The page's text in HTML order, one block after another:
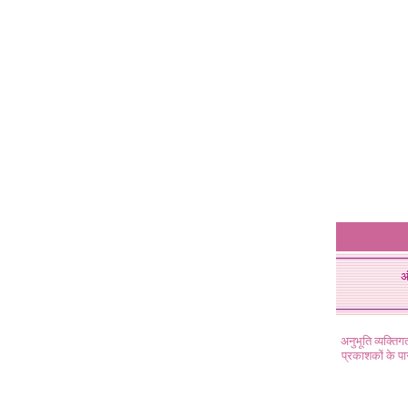
अनुभूति
प्रकाशकों के